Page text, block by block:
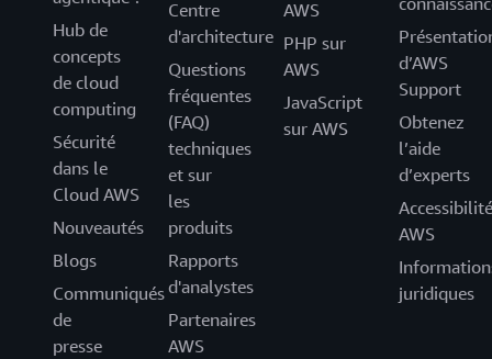
Hub de
concepts
de cloud
computing
Sécurité
dans le
Cloud AWS
Nouveautés
Blogs
Communiqués
de
presse
Centre
d'architecture
Questions
fréquentes
(FAQ)
techniques
et sur
les
produits
Rapports
d'analystes
Partenaires
AWS
AWS
PHP sur
AWS
JavaScript
sur AWS
d’AWS
Support
Obtenez
l’aide
d’experts
Accessibilité
AWS
juridiques